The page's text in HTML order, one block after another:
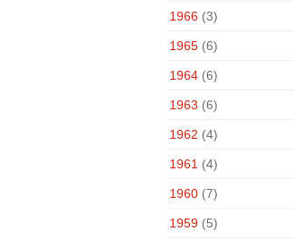
1966 (3)
1965 (6)
1964 (6)
1963 (6)
1962 (4)
1961 (4)
1960 (7)
1959 (5)